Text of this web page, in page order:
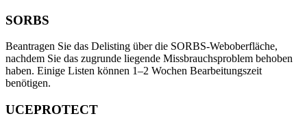
SORBS
Beantragen Sie das Delisting über die SORBS-Weboberfläche,
nachdem Sie das zugrunde liegende Missbrauchsproblem behoben
haben. Einige Listen können 1–2 Wochen Bearbeitungszeit
benötigen.
UCEPROTECT